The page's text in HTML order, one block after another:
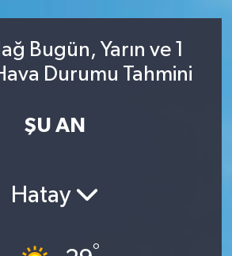
Bugün, Yarın ve 1
Durumu Tahmini
ŞU AN
Hatay
°
Durumu ve Fikstür